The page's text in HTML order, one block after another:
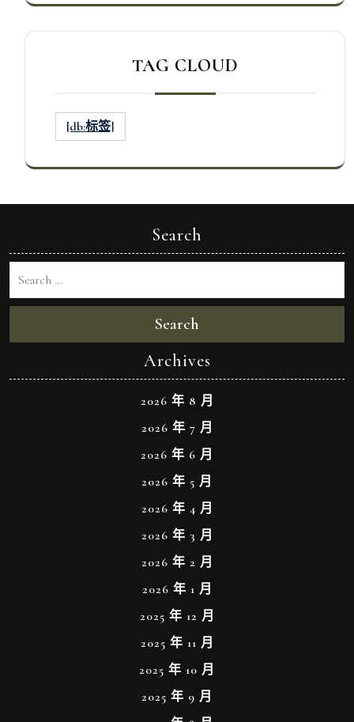
TAG CLOUD
[db:标签]
Search
Search
Archives
2026 年 8 月
2026 年 7 月
2026 年 6 月
2026 年 5 月
2026 年 4 月
2026 年 3 月
2026 年 2 月
2026 年 1 月
2025 年 12 月
2025 年 11 月
2025 年 10 月
2025 年 9 月